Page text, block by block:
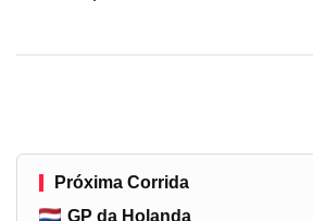
Próxima Corrida
GP da Holanda